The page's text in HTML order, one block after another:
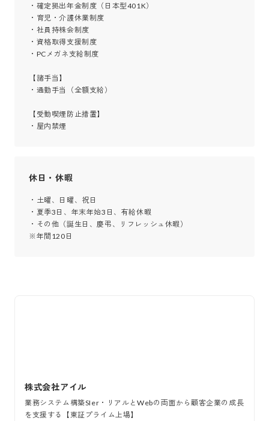
・確定拠出年金制度（日本型401K）
・育児・介護休業制度
・社員持株会制度
・資格取得支援制度
・PCメガネ支給制度
【諸手当】
・通勤手当（全額支給）
【受動喫煙防止措置】
・屋内禁煙
休日・休暇
・土曜、日曜、祝日
・夏季3日、年末年始3日、有給休暇
・その他（誕生日、慶弔、リフレッシュ休暇）
※年間120日
株式会社アイル
業務システム構築SIer・リアルとWebの両面から顧客企業の成長
を支援する【東証プライム上場】